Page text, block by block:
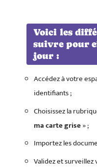
Voici les
suivre pour
jour :
Accédez à votre
identifiants ;
Choisissez la
ma carte grise» ;
Importez les
Validez et